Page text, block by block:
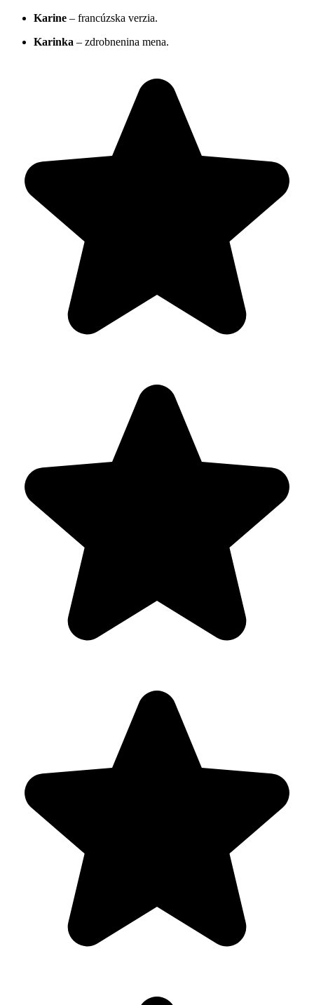
Karine – francúzska verzia.
Karinka – zdrobnenina mena.